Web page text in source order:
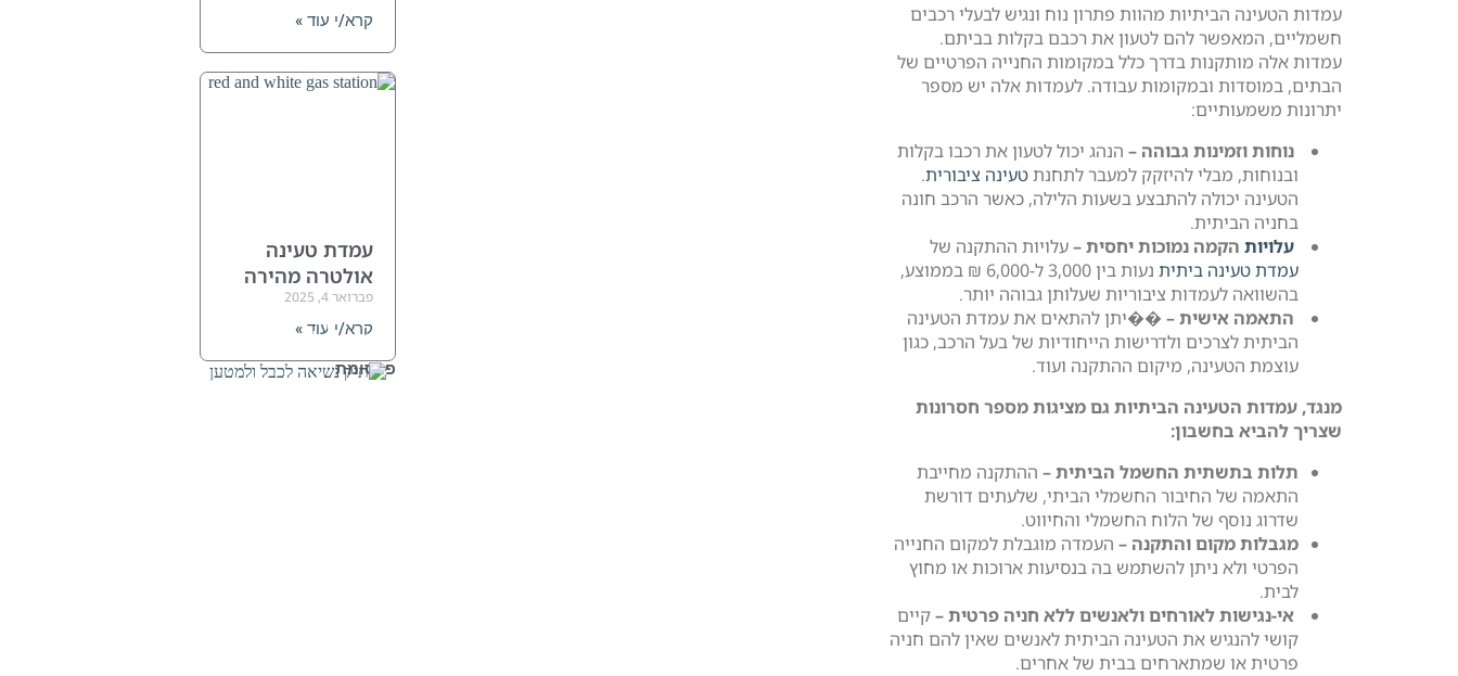
עמדות הטעינה הביתיות מהוות פתרון נוח ונגיש לבעלי רכבים
חשמליים, המאפשר להם לטעון את רכבם בקלות בביתם.
עמדות אלה מותקנות בדרך כלל במקומות החנייה הפרטיים של
הבתים, במוסדות ובמקומות עבודה. לעמדות אלה יש מספר
יתרונות משמעותיים:
נוחות וזמינות גבוהה – הנהג יכול לטעון את רכבו בקלות
ובנוחות, מבלי להיזקק למעבר לתחנתטעינה ציבורית.
הטעינה יכולה להתבצע בשעות הלילה, כאשר הרכב חונה
בחניה הביתית.
עלויות הקמה נמוכות יחסית –עלויות ההתקנה של
עמדת טעינה ביתית
נעות בין 3,000 ל-6,000 ₪ בממוצע,
בהשוואה לעמדות ציבוריות שעלותן גבוהה יותר.
התאמה אישית – ��יתן להתאים את עמדת הטעינה
הביתית לצרכים ולדרישות הייחודיות של בעל הרכב, כגון
עוצמת הטעינה, מיקום ההתקנה ועוד.
מנגד, עמדות הטעינה הביתיות גם מציגות מספר חסרונות
שצריך להביא בחשבון:
תלות בתשתית החשמל הביתית – ההתקנה מחייבת
התאמה של החיבור החשמלי הביתי, שלעתים דורשת
שדרוג נוסף של הלוח החשמלי והחיווט.
מגבלות מקום והתקנה – העמדה מוגבלת למקום החנייה
הפרטי ולא ניתן להשתמש בה בנסיעות ארוכות או מחוץ
לבית.
אי-נגישות לאורחים ולאנשים ללא חניה פרטית –קיים
קושי להנגיש את הטעינה הביתית לאנשים שאין להם חניה
פרטית או שמתארחים בבית של אחרים.
קרא/י עוד »
עמדת טעינה
אולטרה מהירה
פברואר 4, 2025
קרא/י עוד »
פרסומת
תיק
לכבל/מטען